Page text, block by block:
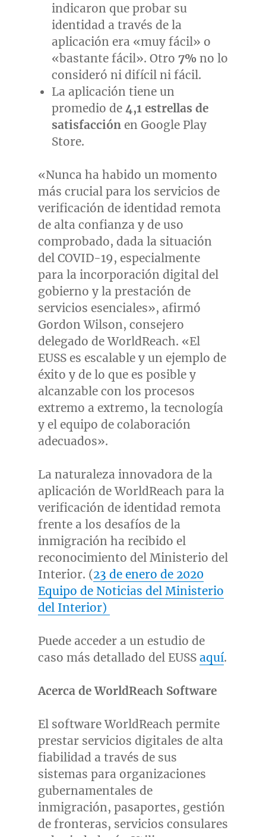
indicaron que probar su
identidad a través de la
aplicación era «muy fácil» o
«bastante fácil». Otro7% no lo
consideró ni difícil ni fácil.
La aplicación tiene un
promedio de4,1 estrellas de
satisfacción en Google Play
Store.
«Nunca ha habido un momento
más crucial para los servicios de
verificación de identidad remota
de alta confianza y de uso
comprobado, dada la situación
del COVID-19, especialmente
para la incorporación digital del
gobierno y la prestación de
servicios esenciales», afirmó
Gordon Wilson, consejero
delegado de WorldReach. «El
EUSS es escalable y un ejemplo de
éxito y de lo que es posible y
alcanzable con los procesos
extremo a extremo, la tecnología
y el equipo de colaboración
adecuados».
La naturaleza innovadora de la
aplicación de WorldReach para la
verificación de identidad remota
frente a los desafíos de la
inmigración ha recibido el
reconocimiento del Ministerio del
Interior. (23 de enero de 2020
Equipo de Noticias del Ministerio
del Interior)
Puede acceder a un estudio de
caso más detallado del EUSS aquí.
Acerca de WorldReach Software
El software WorldReach permite
prestar servicios digitales de alta
fiabilidad a través de sus
sistemas para organizaciones
gubernamentales de
inmigración, pasaportes, gestión
de fronteras, servicios consulares